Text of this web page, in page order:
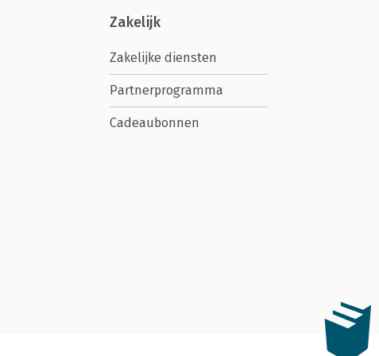
Zakelijk
Zakelijke diensten
Partnerprogramma
Cadeaubonnen